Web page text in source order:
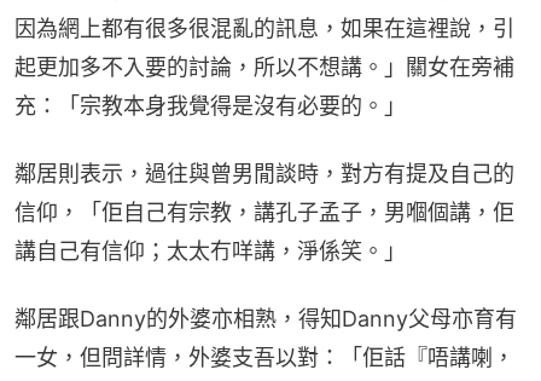
因為網上都有很多很混亂的訊息，如果在這裡說，引
起更加多不入要的討論，所以不想講。」關女在旁補
充：「宗教本身我覺得是沒有必要的。」
鄰居則表示，過往與曾男閒談時，對方有提及自己的
信仰，「佢自己有宗教，講孔子孟子，男嗰個講，佢
講自己有信仰；太太冇咩講，淨係笑。」
鄰居跟Danny的外婆亦相熟，得知Danny父母亦育有
一女，但問詳情，外婆支吾以對：「佢話『唔講喇，